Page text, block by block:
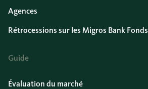
Agences
Rétrocessions sur les Migros Bank Fonds
Guide
Évaluation du marché